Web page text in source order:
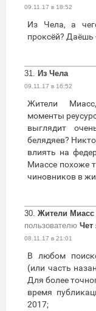
09.11.17 в 18:52
Из Чела, а
проксёй? Даёшь
31. Из Чела
09.11.17 в 16:52
Жители
моменты
выглядит
белядяев?
влиять на
Миассе похоже
чиновников в
30. Жители Миасс
пользователю Чет
08.11.17 в 21:01
В любом
(или часть
Для более
время
2017;